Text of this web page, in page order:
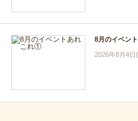
8月のイベン
2026年8月4日